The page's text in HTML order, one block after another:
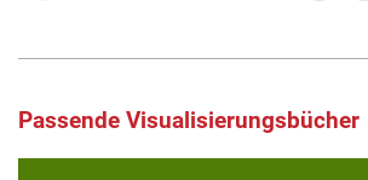
Passende Visualisierungsbücher